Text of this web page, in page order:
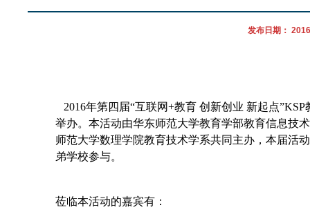
发布日期：
2016年第四届“互联网+教育 创新创业 新起点
举办。本活动由华东师范大学教育学部教育信息技
师范大学数理学院教育技术学系共同主办，本届活
弟学校参与。
莅临本活动的嘉宾有：